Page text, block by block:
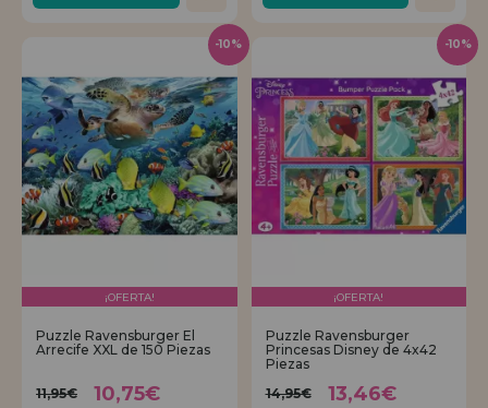
¡OFERTA!
Puzzle Ravensburger El
Arrecife XXL de 150 Piezas
11,95€ 10,75€
-10%
¡OFERTA!
Puzzle Ravensburger
Princesas Disney de 4x42
Piezas
14,95€
13,46€
-10%